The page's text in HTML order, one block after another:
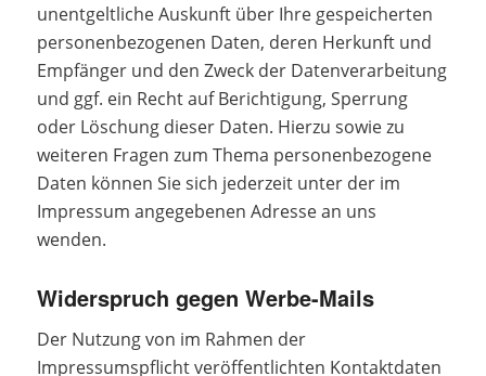
unentgeltliche Auskunft über Ihre gespeicherten
personenbezogenen Daten, deren Herkunft und
Empfänger und den Zweck der Datenverarbeitung
und ggf. ein Recht auf Berichtigung, Sperrung
oder Löschung dieser Daten. Hierzu sowie zu
weiteren Fragen zum Thema personenbezogene
Daten können Sie sich jederzeit unter der im
Impressum angegebenen Adresse an uns
wenden.
Widerspruch gegen Werbe-Mails
Der Nutzung von im Rahmen der
Impressumspflicht veröffentlichten Kontaktdaten